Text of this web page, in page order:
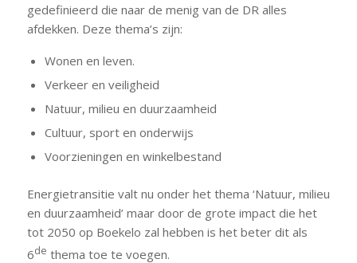
gedefinieerd die naar de menig van de DR alles
afdekken. Deze thema’s zijn:
Wonen en leven.
Verkeer en veiligheid
Natuur, milieu en duurzaamheid
Cultuur, sport en onderwijs
Voorzieningen en winkelbestand
Energietransitie valt nu onder het thema ‘Natuur, milieu
en duurzaamheid’ maar door de grote impact die het
tot 2050 op Boekelo zal hebben is het beter dit als
6de thema toe te voegen.